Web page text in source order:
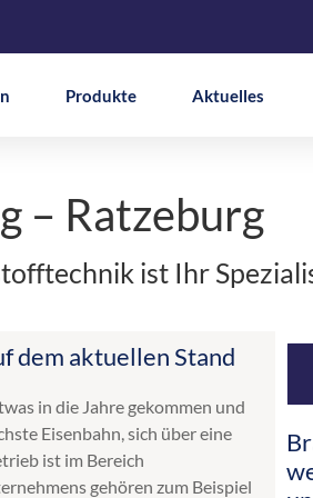
Produkte Aktuelles
– Ratzeburg
ist Ihr
dem aktuellen Stand
in die Jahre gekommen und
Eisenbahn, sich über eine
ist im Bereich
gehören zum Beispiel